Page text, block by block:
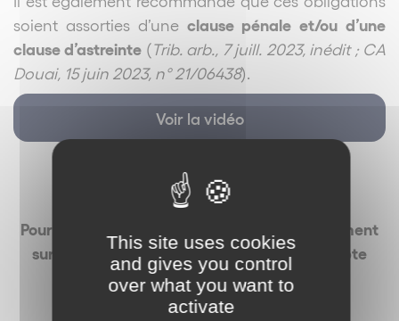
soient assorties d’une clause pénale et/ou d’une
clause d’astreinte (Trib. arb., 7 juill. 2023, inédit ; CA
Douai, 15 juin 2023, n° 21/06438).
Voir la vidéo
Pour recevoir La Minute des Réseaux directement
sur votre téléphone portable via notre compte
WhatsApp,
vous pouvez scanner notre QR code :
This site uses cookies
and gives you control
over what you want to
activate